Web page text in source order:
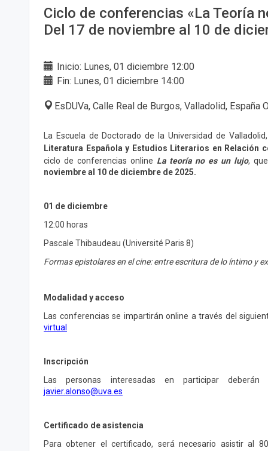
Ciclo de conferencias «La Teoría
Del 17 de noviembre al 10 de
Inicio: Lunes, 01 diciembre 12:00
Fin: Lunes, 01 diciembre 14:00
EsDUVa, Calle Real de Burgos, Valladolid, España
La Escuela de Doctorado de la Universidad de
Literatura Española y Estudios Literarios en Relación
ciclo de conferencias online La teoría no es un lujo,
noviembre al 10 de diciembre de 2025.
01 de diciembre
12:00 horas
Pascale Thibaudeau (Université Paris 8)
Formas epistolares en el cine: entre escritura de lo íntimo y
Modalidad y acceso
Las conferencias se impartirán online a través del
virtual
Inscripción
Las personas interesadas en participar
javier.alonso@uva.es
Certificado de asistencia
Para obtener el certificado, será necesario asistir al